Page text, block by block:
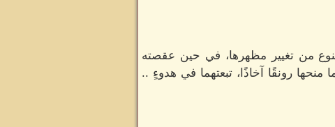
من تغيير مظهرها، في حين عقصته
رونقًا آخاذًا، تبعتهما في هدوءٍ ..